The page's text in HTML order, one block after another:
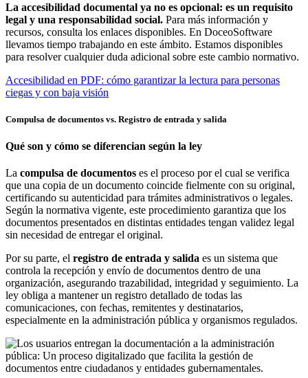
La accesibilidad documental ya no es opcional: es un requisito
legal y una responsabilidad social. Para más información y
recursos, consulta los enlaces disponibles. En DoceoSoftware
llevamos tiempo trabajando en este ámbito. Estamos disponibles
para resolver cualquier duda adicional sobre este cambio normativo.
Accesibilidad en PDF: cómo garantizar la lectura para personas
ciegas y con baja visión
Compulsa de documentos vs. Registro de entrada y salida
Qué son y cómo se diferencian según la ley
La compulsa de documentos es el proceso por el cual se verifica
que una copia de un documento coincide fielmente con su original,
certificando su autenticidad para trámites administrativos o legales.
Según la normativa vigente, este procedimiento garantiza que los
documentos presentados en distintas entidades tengan validez legal
sin necesidad de entregar el original.
Por su parte, el registro de entrada y salida es un sistema que
controla la recepción y envío de documentos dentro de una
organización, asegurando trazabilidad, integridad y seguimiento. La
ley obliga a mantener un registro detallado de todas las
comunicaciones, con fechas, remitentes y destinatarios,
especialmente en la administración pública y organismos regulados.